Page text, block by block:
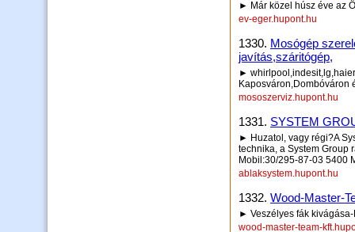
► Már közel húsz éve az
ev-eger.hupont.hu
1330. Mosógép
javítás,száritógép,
►
Kaposváron,Dombóváron
mososzerviz.hupont.hu
1331. SYSTEM
► Huzatol, vagy régi?A
technika, a System Group
Mobil:30/295-87-03 5400
ablaksystem.hupont.hu
1332. Wood-Master-
► Veszélyes fák
wood-master-team-